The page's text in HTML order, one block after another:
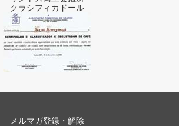
クラシフィカドール
メルマガ登録・解除